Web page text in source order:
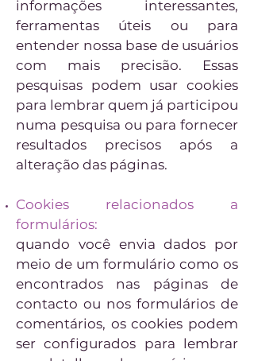
informações interessantes,
ferramentas úteis ou para
entender nossa base de usuários
com mais precisão. Essas
pesquisas podem usar cookies
para lembrar quem já participou
numa pesquisa ou para fornecer
resultados precisos após a
alteração das páginas.
Cookies relacionados a
formulários:
quando você envia dados por
meio de um formulário como os
encontrados nas páginas de
contacto ou nos formulários de
comentários, os cookies podem
ser configurados para lembrar